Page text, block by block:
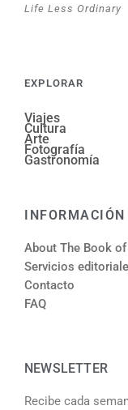
Life Less Ordinary
EXPLORAR
Viajes
Cultura
Arte
Fotografía
Gastronomía
INFORMACIÓN
About The Book
Servicios
Contacto
FAQ
NEWSLETTER
Recibe cada